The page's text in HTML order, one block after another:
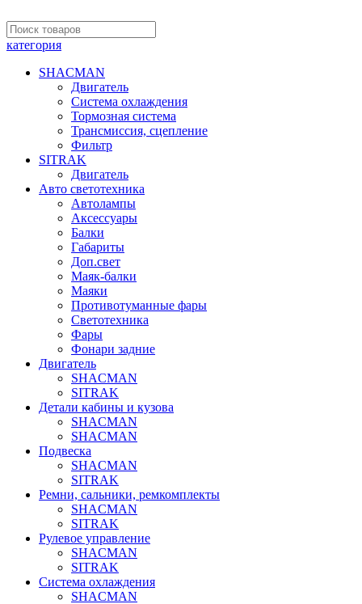
категория
SHACMAN
Двигатель
Система охлаждения
Тормозная система
Трансмиссия, сцепление
Фильтр
SITRAK
Двигатель
Авто светотехника
Автолампы
Аксессуары
Балки
Габариты
Доп.свет
Маяк-балки
Маяки
Противотуманные фары
Светотехника
Фары
Фонари задние
Двигатель
SHACMAN
SITRAK
Детали кабины и кузова
SHACMAN
SHACMAN
Подвеска
SHACMAN
SITRAK
Ремни, сальники, ремкомплекты
SHACMAN
SITRAK
Рулевое управление
SHACMAN
SITRAK
Система охлаждения
SHACMAN